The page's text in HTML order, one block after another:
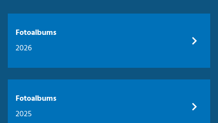
Fotoalbums
2026
Fotoalbums
2025